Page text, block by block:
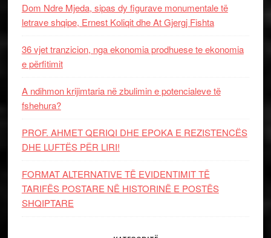
Dom Ndre Mjeda, sipas dy figurave monumentale të
letrave shqipe, Ernest Koliqit dhe At Gjergj Fishta
36 vjet tranzicion, nga ekonomia prodhuese te ekonomia
e përfitimit
A ndihmon krijimtaria në zbulimin e potencialeve të
fshehura?
PROF. AHMET QERIQI DHE EPOKA E REZISTENCЁS
DHE LUFTЁS PЁR LIRI!
FORMAT ALTERNATIVE TË EVIDENTIMIT TË
TARIFËS POSTARE NË HISTORINË E POSTËS
SHQIPTARE